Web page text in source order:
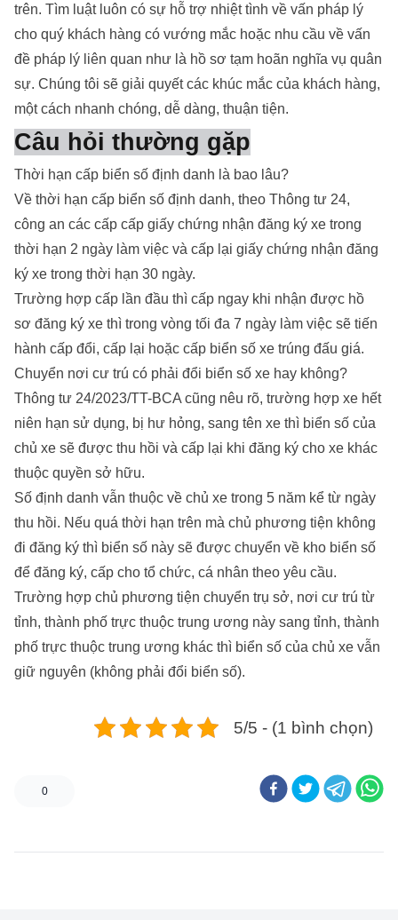
trên. Tìm luật luôn có sự hỗ trợ nhiệt tình về vấn pháp lý
cho quý khách hàng có vướng mắc hoặc nhu cầu về vấn
đề pháp lý liên quan như là hồ sơ tạm hoãn nghĩa vụ quân
sự. Chúng tôi sẽ giải quyết các khúc mắc của khách hàng,
một cách nhanh chóng, dễ dàng, thuận tiện.
Câu hỏi thường gặp
Thời hạn cấp biển số định danh là bao lâu?
Về thời hạn cấp biển số định danh, theo Thông tư 24,
công an các cấp cấp giấy chứng nhận đăng ký xe trong
thời hạn 2 ngày làm việc và cấp lại giấy chứng nhận đăng
ký xe trong thời hạn 30 ngày.
Trường hợp cấp lần đầu thì cấp ngay khi nhận được hồ
sơ đăng ký xe thì trong vòng tối đa 7 ngày làm việc sẽ tiến
hành cấp đổi, cấp lại hoặc cấp biển số xe trúng đấu giá.
Chuyển nơi cư trú có phải đổi biển số xe hay không?
Thông tư 24/2023/TT-BCA cũng nêu rõ, trường hợp xe hết
niên hạn sử dụng, bị hư hỏng, sang tên xe thì biển số của
chủ xe sẽ được thu hồi và cấp lại khi đăng ký cho xe khác
thuộc quyền sở hữu.
Số định danh vẫn thuộc về chủ xe trong 5 năm kể từ ngày
thu hồi. Nếu quá thời hạn trên mà chủ phương tiện không
đi đăng ký thì biển số này sẽ được chuyển về kho biển số
để đăng ký, cấp cho tổ chức, cá nhân theo yêu cầu.
Trường hợp chủ phương tiện chuyển trụ sở, nơi cư trú từ
tỉnh, thành phố trực thuộc trung ương này sang tỉnh, thành
phố trực thuộc trung ương khác thì biển số của chủ xe vẫn
giữ nguyên (không phải đổi biển số).
5/5 - (1 bình chọn)
0